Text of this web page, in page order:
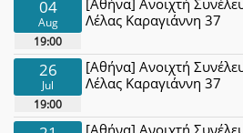
04
Aug
19:00
[Αθήνα] Ανοιχτή
Λέλας Καραγιάννη 37
26
Jul
19:00
[Αθήνα] Ανοιχτή
Λέλας Καραγιάννη 37
[Αθήνα] Ανοιχτή